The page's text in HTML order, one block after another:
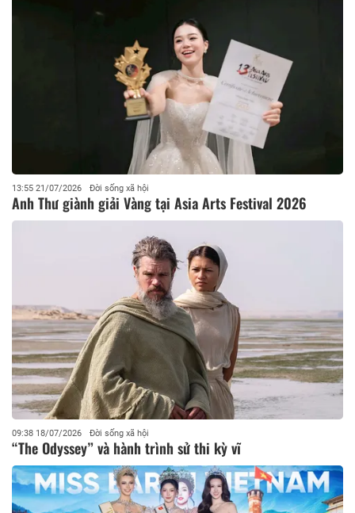
13:55 21/07/2026 Đời sống xã hội
Anh Thư giành giải Vàng tại Asia Arts Festival 2026
09:38 18/07/2026 Đời sống xã hội
“The Odyssey” và hành trình sử thi kỳ vĩ